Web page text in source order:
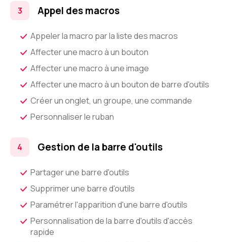
Appel des macros
Appeler la macro par la liste des macros
Affecter une macro à un bouton
Affecter une macro à une image
Affecter une macro à un bouton de barre d'outils
Créer un onglet, un groupe, une commande
Personnaliser le ruban
Gestion de la barre d'outils
Partager une barre d'outils
Supprimer une barre d'outils
Paramétrer l'apparition d'une barre d'outils
Personnalisation de la barre d'outils d'accès
rapide